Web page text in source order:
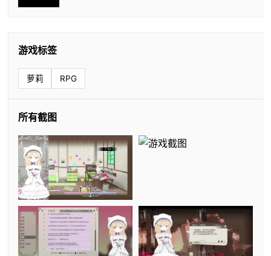
游戏标签
萝莉 RPG
所有截图